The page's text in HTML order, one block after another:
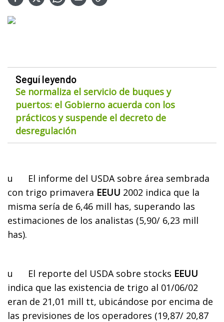
Seguí leyendo
Se normaliza el servicio de buques y
puertos: el Gobierno acuerda con los
prácticos y suspende el decreto de
desregulación
u
El informe del USDA sobre área sembrada
con trigo primavera EEUU 2002 indica que la
misma sería de 6,46 mill has, superando las
estimaciones de los analistas (5,90/ 6,23 mill
has).
u El reporte del USDA sobre stocks EEUU
indica que las existencia de trigo al 01/06/02
eran de 21,01 mill tt, ubicándose por encima de
las previsiones de los operadores (19,87/ 20,87